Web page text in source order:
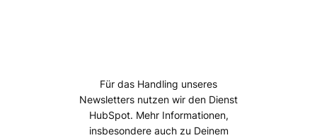
Für das Handling unseres
Newsletters nutzen wir den Dienst
HubSpot. Mehr Informationen,
insbesondere auch zu Deinem